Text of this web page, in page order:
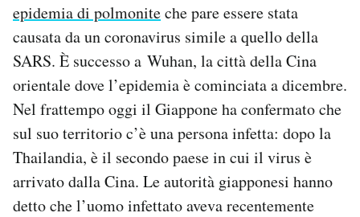
CALENDARIO
AREA PERSONALE
Area Personale
Newsletter
Notifiche mobile
Regala il Post
epidemia di polmoniteche pare essere stata
causata da un coronavirus simile a quello della
SARS. È successo a Wuhan, la città della Cina
orientale dove l’epidemia è cominciata a dicembre.
Nel frattempo oggi il Giappone ha confermato che
sul suo territorio c’è una persona infetta: dopo la
Thailandia, è il secondo paese in cui il virus è
arrivato dalla Cina. Le autorità giapponesi hanno
detto che l’uomo infettato aveva recentemente